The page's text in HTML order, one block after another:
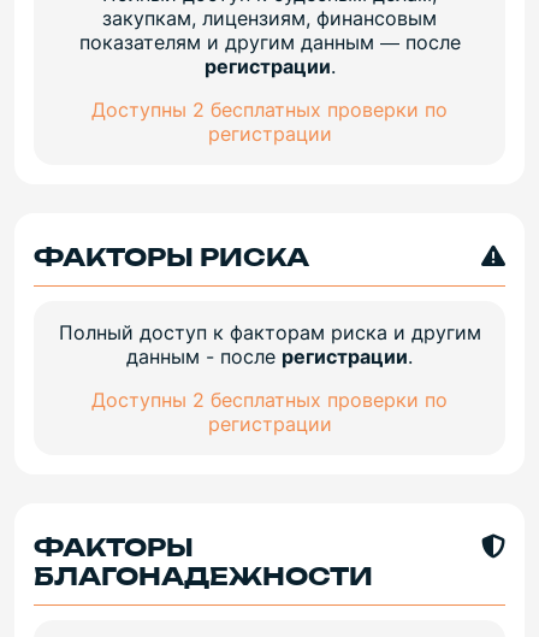
закупкам, лицензиям, финансовым
показателям и другим данным — после
регистрации.
Доступны 2 бесплатных проверки по
регистрации
ФАКТОРЫ РИСКА
Полный доступ к факторам риска и другим
данным - после регистрации.
Доступны 2 бесплатных проверки по
регистрации
ФАКТОРЫ
БЛАГОНАДЕЖНОСТИ